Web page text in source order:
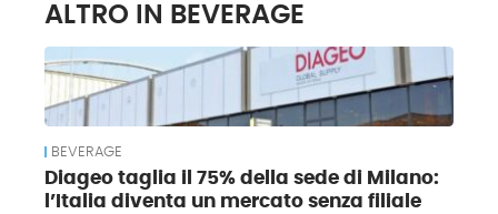
ALTRO IN BEVERAGE
BEVERAGE
Diageo taglia il 75% della sede di Milano:
l’Italia diventa un mercato senza filiale